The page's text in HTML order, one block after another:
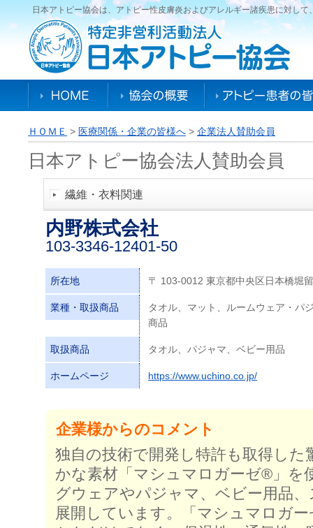
日本アトピー協会は、アトピー性皮膚炎およびアレルギー諸疾患に対し
ＨＯＭＥ > 医療関係・企業の皆様へ > 企業法人賛助会員
日本アトピー協会法人賛助会員
繊維・衣料関連
内野株式会社
103-3346-12401-50
所在地 〒 103-0012 東京都中央区日本橋堀
業種・取扱商品
タオル、マット、ルームウェア・パ
商品
取扱商品 タオル、パジャマ、ベビー用品
ホームページ https://www.uchino.co.jp/
企業様からのコメント
独自の技術で開発し特許も取得し
かな素材「マシュマロガーゼ®」を
グウェアやパジャマ、ベビー用品
展開しています。「マシュマロガ